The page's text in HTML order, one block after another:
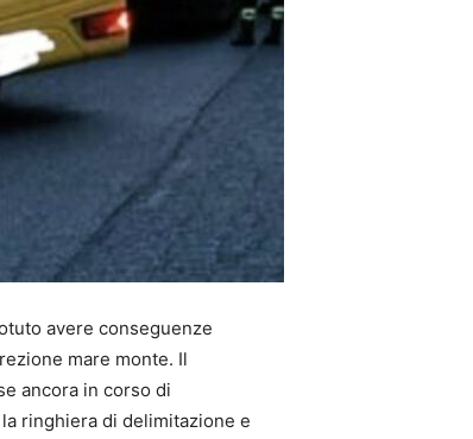
avere conseguenze
mare monte. Il
ancora in corso di
ringhiera di delimitazione e